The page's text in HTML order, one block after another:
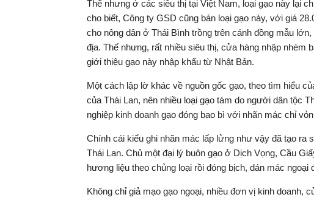
Thế nhưng ở các siêu thị tại Việt Nam, loại gạo này lại
cho biết, Công ty GSD cũng bán loại gạo này, với giá
cho nông dân ở Thái Bình trồng trên cánh đồng mẫu
địa. Thế nhưng, rất nhiều siêu thị, cửa hàng nhập nhèm
giới thiệu gạo này nhập khẩu từ Nhật Bản.
Một cách lập lờ khác về nguồn gốc gạo, theo tìm hiểu
của Thái Lan, nên nhiều loại gạo tám do người dân tộc
nghiệp kinh doanh gạo đóng bao bì với nhãn mác chỉ
Chính cái kiểu ghi nhãn mác lấp lửng như vậy đã tạo
Thái Lan. Chủ một đại lý buôn gạo ở Dịch Vọng, Cầu
hương liệu theo chủng loại rồi đóng bịch, dán mác ngoại
Không chỉ giả mạo gạo ngoại, nhiều đơn vị kinh doanh,